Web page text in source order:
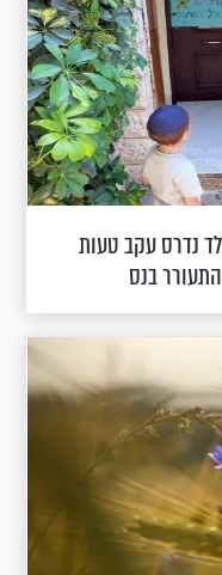
נדרס עקב טעות
בנס